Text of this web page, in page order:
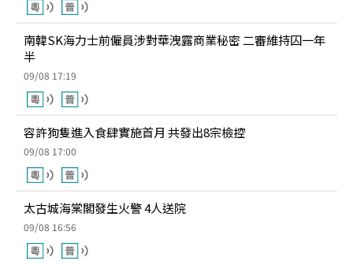
南韓SK海力士前僱員涉對華洩露商業秘密 二審維持囚一年
半
09/08 17:19
容許狗隻進入食肆實施首月 共發出8宗檢控
09/08 17:00
太古城海棠閣發生火警 4人送院
09/08 16:56